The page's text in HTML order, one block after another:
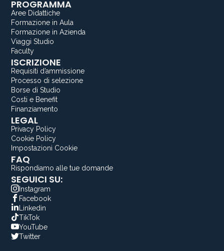
PROGRAMMA
Aree Didattiche
Formazione in Aula
Formazione in Azienda
Viaggi Studio
Faculty
ISCRIZIONE
Requisiti d’ammissione
Processo di selezione
Borse di Studio
Costi e Benefit
Finanziamento
LEGAL
Privacy Policy
Cookie Policy
Impostazioni Cookie
FAQ
Rispondiamo alle tue domande
SEGUICI SU:
Instagram
Facebook
Linkedin
TikTok
YouTube
Twitter